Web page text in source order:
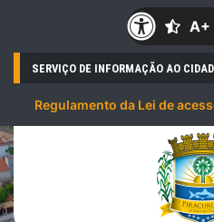
A+
SERVIÇO DE INFORMAÇÃO AO
Regulamento da Lei de